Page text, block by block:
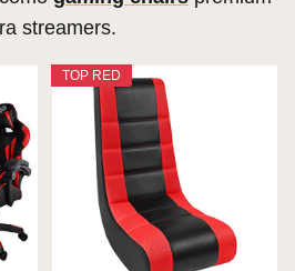
streamers.
TOP RED